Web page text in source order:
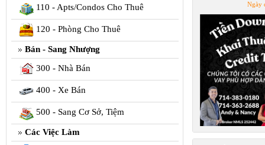
110 - Apts/Condos Cho Thuê
120 - Phòng Cho Thuê
Bán - Sang Nhượng
300 - Nhà Bán
400 - Xe Bán
500 - Sang Cơ Sở, Tiệm
Các Việc Làm
Ngày